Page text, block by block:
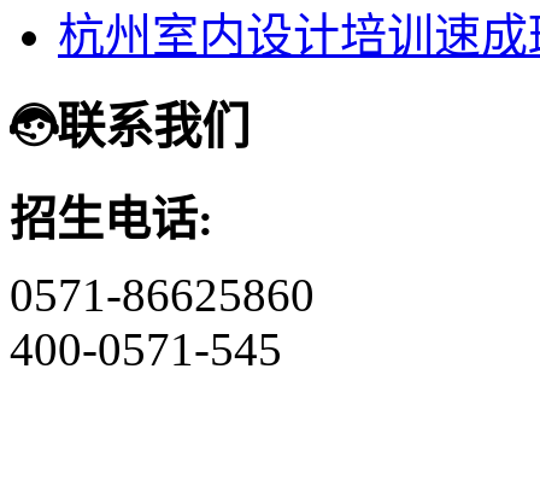
杭州室内设计培训速成
联系我们
招生电话:
0571-86625860
400-0571-545